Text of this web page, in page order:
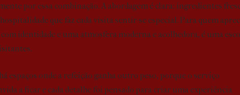
por essa combinação. A abordagem é clara: ingredientes
que faz cada visita sentir-se especial. Para quem
identidade e uma atmosfera moderna e acolhedora, é uma
espaços onde a refeição ganha outro peso, porque o serviço
a ficar e cada detalhe foi pensado para criar uma experiência